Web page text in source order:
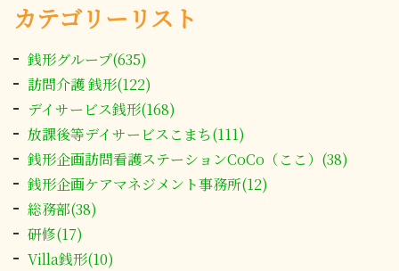
カテゴリーリスト
銭形グループ(635)
訪問介護 銭形(122)
デイサービス銭形(168)
放課後等デイサービスこまち(111)
銭形企画訪問看護ステーションCoCo（ここ）(38)
銭形企画ケアマネジメント事務所(12)
総務部(38)
研修(17)
Villa銭形(10)